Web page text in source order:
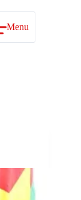
Menu